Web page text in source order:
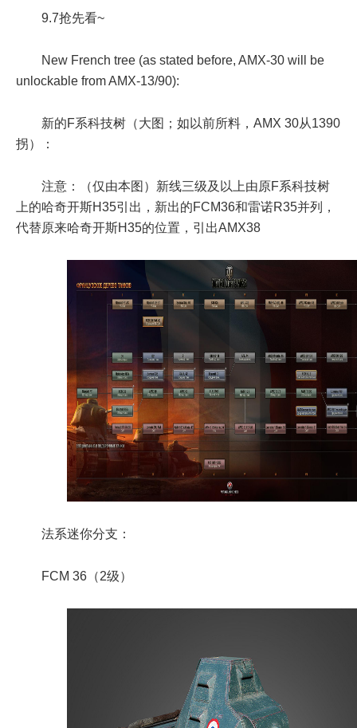
9.7抢先看~
New French tree (as stated before, AMX-30 will be
unlockable from AMX-13/90):
新的F系科技树（大图；如以前所料，AMX 30从1390
拐）：
注意：（仅由本图）新线三级及以上由原F系科技树
上的哈奇开斯H35引出，新出的FCM36和雷诺R35并列，
代替原来哈奇开斯H35的位置，引出AMX38
法系迷你分支：
FCM 36（2级）